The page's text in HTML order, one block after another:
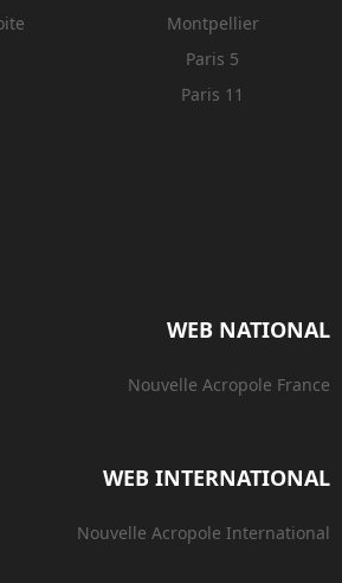
Montpellier
Paris 5
Paris 11
WEB NATIONAL
Nouvelle Acropole France
WEB INTERNATIONAL
Nouvelle Acropole International